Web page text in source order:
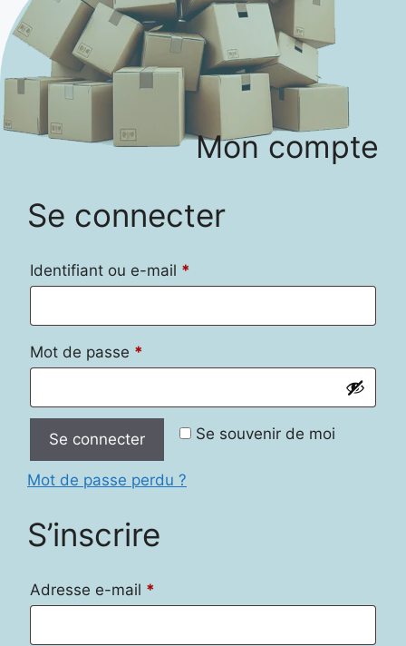
Mon compte
Se connecter
Identifiant ou e-mail *
Mot de passe *
Se souvenir de moi
Se connecter
Mot de passe perdu ?
S’inscrire
Adresse e-mail *